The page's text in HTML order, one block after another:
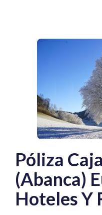
Póliza
(Abanca)
Hoteles Y